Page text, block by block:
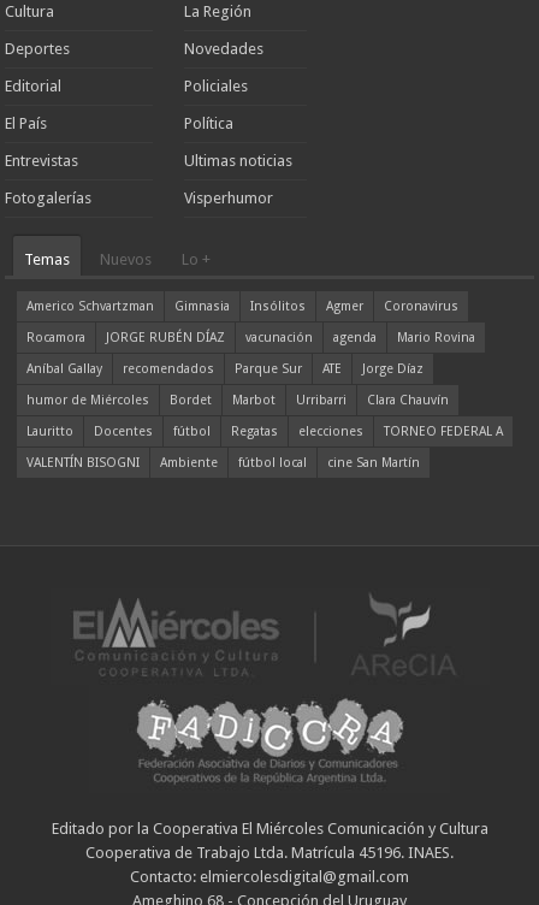
Cultura
Deportes
Editorial
El País
Entrevistas
Fotogalerías
La Región
Novedades
Policiales
Política
Ultimas noticias
Visperhumor
Temas Nuevos Lo +
Americo Schvartzman Gimnasia Insólitos Agmer
Coronavirus
Rocamora
JORGE RUBÉN DÍAZ vacunación agenda
Mario Rovina
Aníbal Gallay
recomendados Parque Sur ATE
Jorge Díaz
humor de Miércoles
Bordet Marbot Urribarri
Clara Chauvín
Lauritto
Docentes fútbol Regatas elecciones
TORNEO FEDERAL A
VALENTÍN BISOGNI
Ambiente fútbol local cine San Martín
Editado por la Cooperativa El Miércoles Comunicación y Cultura
Cooperativa de Trabajo Ltda. Matrícula 45196. INAES.
Contacto: elmiercolesdigital@gmail.com
Ameghino 68 - Concepción del Uruguay